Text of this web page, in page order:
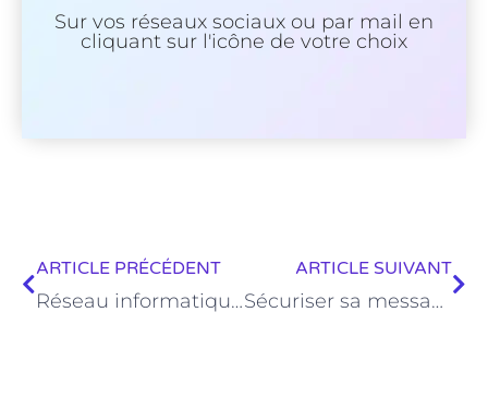
Sur vos réseaux sociaux ou par mail en
cliquant sur l'icône de votre choix
ARTICLE PRÉCÉDENT
Réseau informatique pour TPE à Malijai : les points à vérifier
ARTICLE SUIVANT
Sécuriser sa messagerie professionnelle dans le 04 : les bons réflexes pour les TPE